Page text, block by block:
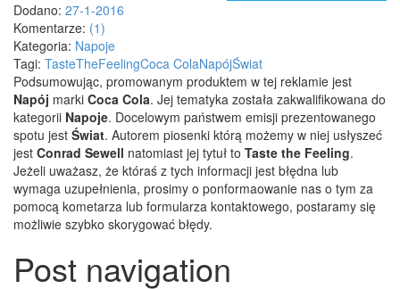
Dodano: 27-1-2016
Komentarze: (1)
Kategoria: Napoje
Tagi: TasteTheFeelingCoca ColaNapójŚwiat
Podsumowując, promowanym produktem w tej reklamie jest
Napój marki Coca Cola. Jej tematyka została zakwalifikowana do
kategorii Napoje. Docelowym państwem emisji prezentowanego
spotu jest Świat. Autorem piosenki którą możemy w niej usłyszeć
jest Conrad Sewell natomiast jej tytuł to Taste the Feeling.
Jeżeli uważasz, że któraś z tych informacji jest błędna lub
wymaga uzupełnienia, prosimy o ponformaowanie nas o tym za
pomocą kometarza lub formularza kontaktowego, postaramy się
możliwie szybko skorygować błędy.
Post navigation